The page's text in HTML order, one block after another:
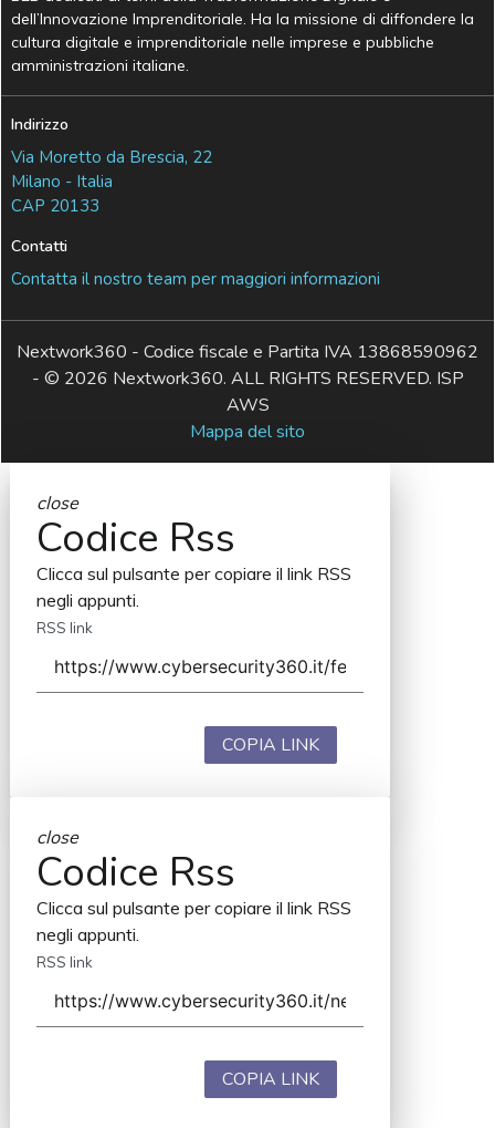
dell’Innovazione Imprenditoriale. Ha la missione di diffondere la
cultura digitale e imprenditoriale nelle imprese e pubbliche
amministrazioni italiane.
Indirizzo
Via Moretto da Brescia, 22
Milano - Italia
CAP 20133
Contatti
Contatta il nostro team per maggiori informazioni
Nextwork360 - Codice fiscale e Partita IVA 13868590962
- © 2026 Nextwork360. ALL RIGHTS RESERVED. ISP
AWS
Mappa del sito
close
Codice Rss
Clicca sul pulsante per copiare il link RSS
negli appunti.
RSS link
COPIA LINK
close
Codice Rss
Clicca sul pulsante per copiare il link RSS
negli appunti.
RSS link
COPIA LINK